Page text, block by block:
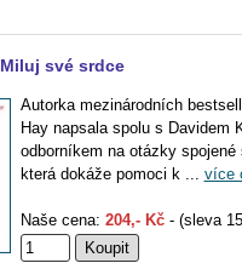
Miluj své srdce
Autorka mezinárodních
Hay napsala spolu s Davidem
odborníkem na otázky
která dokáže pomoci k ... více
Naše cena: 204,- Kč- (sleva